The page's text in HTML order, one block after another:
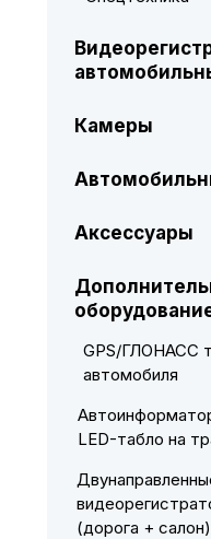
Камеры
Аксессуары
GPS/ГЛОНАСС
автомобиля
LED-табло на
(дорога + салон)